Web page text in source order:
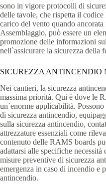
sono in vigore protocolli di
delle tavole, che rispetta il
carico del vento quando
Assemblaggio, può essere un
promozione delle informazioni
nell`assicurare la sicurezza della
SICUREZZA ANTINCENDIO
Nei cantieri, la sicurezza
massima priorità. Qui è dove le
un`enorme applicabilità.
di sicurezza antincendio,
sulla sicurezza antincendio,
attrezzature essenziali come
contenuto delle RAMS boards
adattarsi alle specifiche
misure preventive di sicurezza
emergenza in caso di incendio e
antincendio.